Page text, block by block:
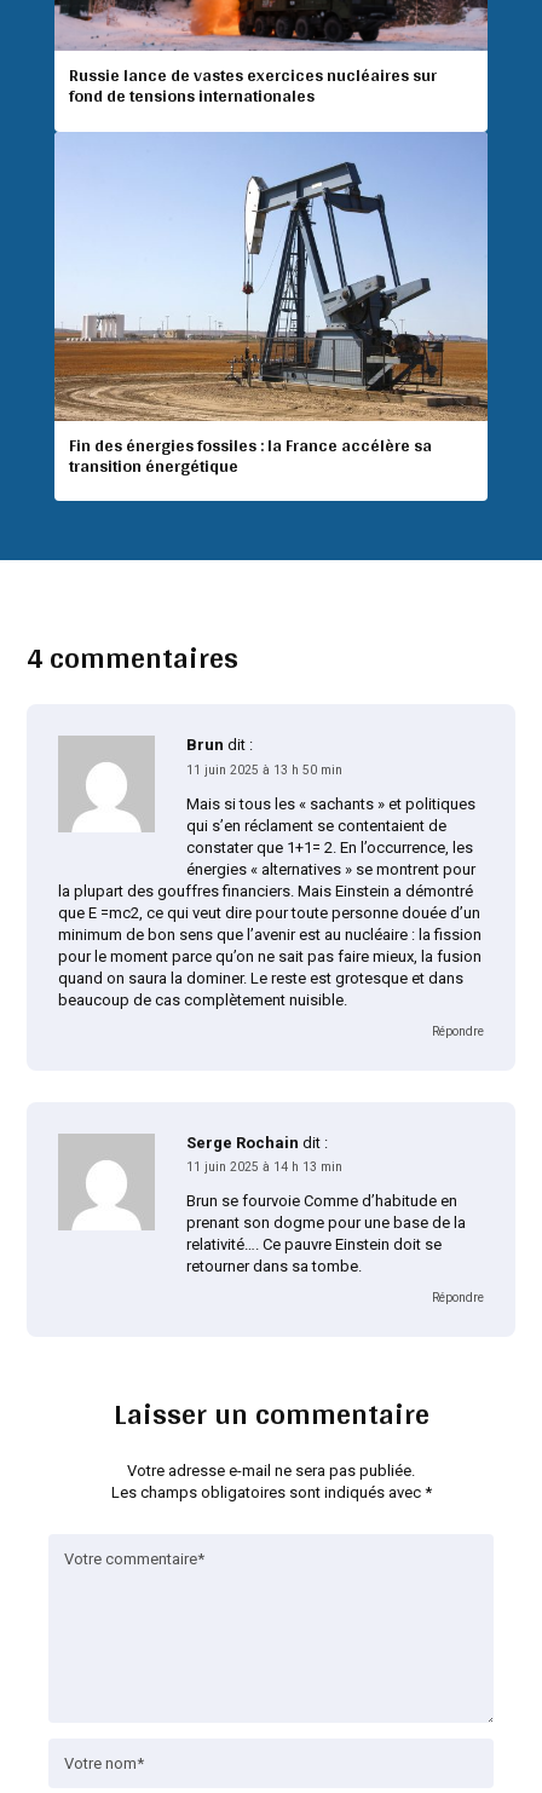
Russie lance de vastes exercices nucléaires sur
fond de tensions internationales
Fin des énergies fossiles : la France accélère sa
transition énergétique
4 commentaires
Brun dit :
11 juin 2025 à 13 h 50 min
Mais si tous les « sachants » et politiques
qui s’en réclament se contentaient de
constater que 1+1= 2. En l’occurrence, les
énergies « alternatives » se montrent pour
la plupart des gouffres financiers. Mais Einstein a démontré
que E =mc2, ce qui veut dire pour toute personne douée d’un
minimum de bon sens que l’avenir est au nucléaire : la fission
pour le moment parce qu’on ne sait pas faire mieux, la fusion
quand on saura la dominer. Le reste est grotesque et dans
beaucoup de cas complètement nuisible.
Répondre
Serge Rochain dit :
11 juin 2025 à 14 h 13 min
Brun se fourvoie Comme d’habitude en
prenant son dogme pour une base de la
relativité…. Ce pauvre Einstein doit se
retourner dans sa tombe.
Répondre
Laisser un commentaire
Votre adresse e-mail ne sera pas publiée.
Les champs obligatoires sont indiqués avec *